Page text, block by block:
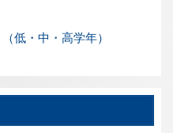
低・中・高学年）